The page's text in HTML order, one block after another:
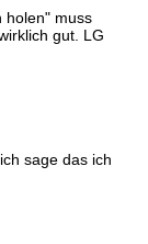
holen" muss
gut. LG
sage das ich